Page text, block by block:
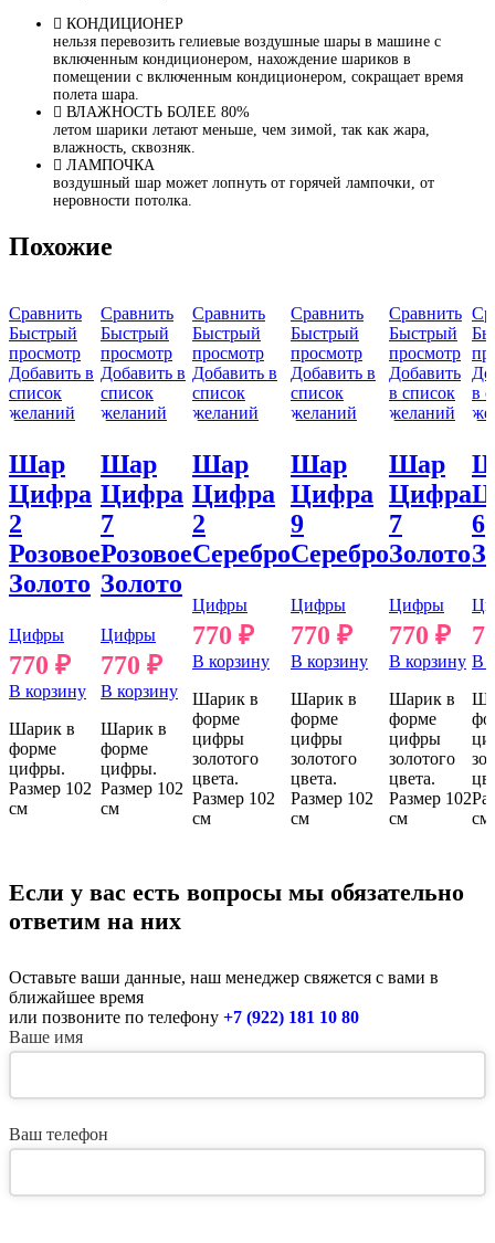
КОНДИЦИОНЕР
нельзя перевозить гелиевые воздушные шары в машине с
включенным кондиционером, нахождение шариков в
помещении с включенным кондиционером, сокращает время
полета шара.
ВЛАЖНОСТЬ БОЛЕЕ 80%
летом шарики летают меньше, чем зимой, так как жара,
влажность, сквозняк.
ЛАМПОЧКА
воздушный шар может лопнуть от горячей лампочки, от
неровности потолка.
Похожие
Сравнить
Быстрый
просмотр
Добавить в
список
желаний
Шар
Цифра
2
Розовое
Золото
Цифры
770 ₽
В корзину
Шарик в
форме
цифры.
Размер 102
см
Сравнить
Быстрый
просмотр
Добавить в
список
желаний
Шар
Цифра
7
Розовое
Золото
Цифры
770 ₽
В корзину
Шарик в
форме
цифры.
Размер 102
см
Сравнить
Быстрый
просмотр
Добавить в
список
желаний
Шар
Цифра
2
Серебро
Цифры
770 ₽
В корзину
Шарик в
форме
цифры
золотого
цвета.
Размер 102
см
Сравнить
Быстрый
просмотр
Добавить в
список
желаний
Шар
Цифра
9
Серебро
Цифры
770 ₽
В корзину
Шарик в
форме
цифры
золотого
цвета.
Размер 102
см
Сравнить
Быстрый
просмотр
Добавить
в список
желаний
Шар
Цифра
7
Золото
Цифры
770 ₽
В корзину
Шарик в
форме
цифры
золотого
цвета.
Размер 102
см
в
6
В
см
Если у вас есть вопросы мы обязательно
ответим на них
Оставьте ваши данные, наш менеджер свяжется с вами в
ближайшее время
или позвоните по телефону +7 (922) 181 10 80
Ваше имя
Ваш телефон